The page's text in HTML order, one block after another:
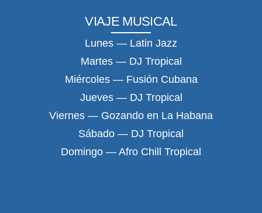
VIAJE MUSICAL
Lunes — Latin Jazz
Martes — DJ Tropical
Miércoles — Fusión Cubana
Jueves — DJ Tropical
Viernes — Gozando en La Habana
Sábado — DJ Tropical
Domingo — Afro Chill Tropical